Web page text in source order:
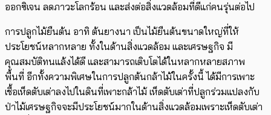
ออกซิเจน ลดภาวะโลกร้อน และส่งต่อสิ่งแวดล้อมที่ดีแก่คนรุ่นต่อไป
การปลูกไม้ยืนต้น อาทิ ต้นยางนา เป็นไม้ยืนต้นขนาดใหญ่ที่ให้
ประโยชน์หลากหลาย ทั้งในด้านสิ่งแวดล้อม และเศรษฐกิจ มี
คุณสมบัติทนแล้งได้ดี และสามารถเติบโตได้ในหลากหลายสภาพ
พื้นที่ อีกทั้งความพิเศษในการปลูกต้นกล้าไม้ในครั้งนี้ ได้มีการเพาะ
เชื้อเห็ดตับเต่าลงไปในดินที่เพาะกล้าไม้ เห็ดตับเต่าที่ปลูกร่วมแปลงกับ
ป่าไม้เศรษฐกิจจะมีประโยชน์มากในด้านสิ่งแวดล้อมเพราะเห็ดตับเต่า